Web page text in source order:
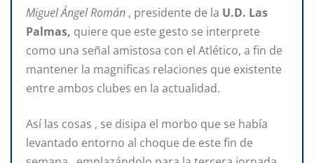
Miguel Ángel Román , presidente de la U.D. Las
Palmas, quiere que este gesto se interprete
como una señal amistosa con el Atlético, a fin de
mantener la magnificas relaciones que existente
entre ambos clubes en la actualidad.
Así las cosas , se disipa el morbo que se había
levantado entorno al choque de este fin de